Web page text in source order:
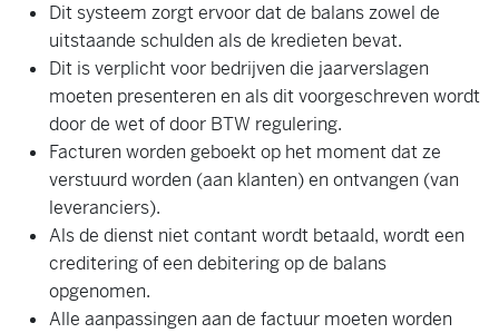
Dit systeem zorgt ervoor dat de balans zowel de
uitstaande schulden als de kredieten bevat.
Dit is verplicht voor bedrijven die jaarverslagen
moeten presenteren en als dit voorgeschreven wordt
door de wet of door BTW regulering.
Facturen worden geboekt op het moment dat ze
verstuurd worden (aan klanten) en ontvangen (van
leveranciers).
Als de dienst niet contant wordt betaald, wordt een
creditering of een debitering op de balans
opgenomen.
Alle aanpassingen aan de factuur moeten worden